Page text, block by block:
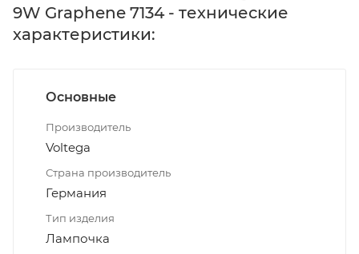
9W Graphene 7134 - технические
характеристики:
Основные
Производитель
Voltega
Страна производитель
Германия
Тип изделия
Лампочка